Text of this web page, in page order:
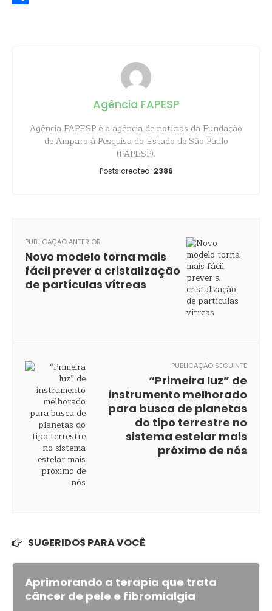
Agência FAPESP
Agência FAPESP é a agência de notícias da Fundação
de Amparo à Pesquisa do Estado de São Paulo
(FAPESP).
Posts created: 2386
PUBLICAÇÃO ANTERIOR
Novo modelo torna mais
fácil prever a cristalização
de partículas vítreas
PUBLICAÇÃO SEGUINTE
“Primeira luz” de
instrumento melhorado
para busca de planetas
do tipo terrestre no
sistema estelar mais
próximo de nós
SUGERIDOS PARA VOCÊ
Aprimorando a terapia que trata
câncer de pele e fibromialgia